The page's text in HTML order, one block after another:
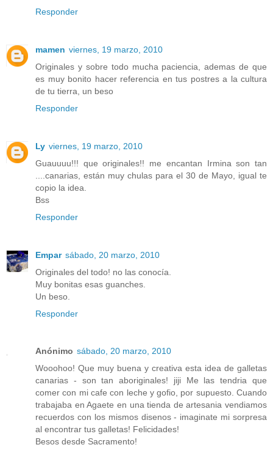
Responder
mamen viernes, 19 marzo, 2010
Originales y sobre todo mucha paciencia, ademas de que
es muy bonito hacer referencia en tus postres a la cultura
de tu tierra, un beso
Responder
Ly viernes, 19 marzo, 2010
Guauuuu!!! que originales!! me encantan Irmina son tan
....canarias, están muy chulas para el 30 de Mayo, igual te
copio la idea.
Bss
Responder
Empar sábado, 20 marzo, 2010
Originales del todo! no las conocía.
Muy bonitas esas guanches.
Un beso.
Responder
Anónimo sábado, 20 marzo, 2010
Wooohoo! Que muy buena y creativa esta idea de galletas
canarias - son tan aboriginales! jiji Me las tendria que
comer con mi cafe con leche y gofio, por supuesto. Cuando
trabajaba en Agaete en una tienda de artesania vendiamos
recuerdos con los mismos disenos - imaginate mi sorpresa
al encontrar tus galletas! Felicidades!
Besos desde Sacramento!